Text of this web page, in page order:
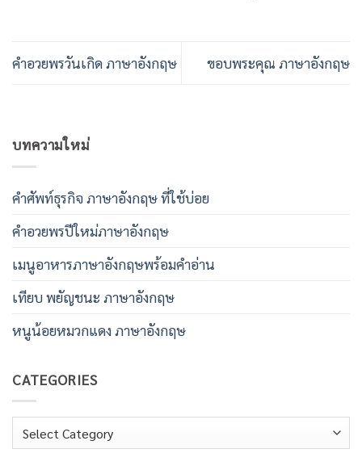
คําอวยพรวันเกิด ภาษาอังกฤษ ขอบพระคุณ ภาษาอังกฤษ
บทความใหม่
คําศัพท์ธุรกิจ ภาษาอังกฤษ ที่ใช้บ่อย
คําอวยพรปีใหม่ภาษาอังกฤษ
เมนูอาหารภาษาอังกฤษพร้อมคําอ่าน
เทียบ พยัญชนะ ภาษาอังกฤษ
หนูน้อยหมวกแดง ภาษาอังกฤษ
CATEGORIES
Categories